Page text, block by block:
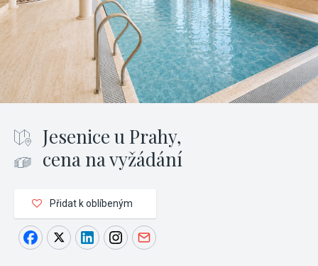
Jesenice u Prahy,
cena na vyžádání
Přidat k oblíbeným